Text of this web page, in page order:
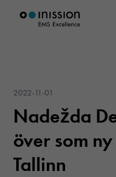
2022-11-01
Nadežda
över som
Tallinn